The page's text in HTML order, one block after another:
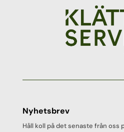
Nyhetsbrev
Håll koll på det senaste från oss